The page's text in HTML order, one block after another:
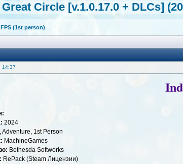
Circle [v.1.0.17.0 + DLCs]
FPS (1st person)
14:37
2024
Adventure, 1st Person
MachineGames
Bethesda Softworks
RePack (Steam Лицензии)